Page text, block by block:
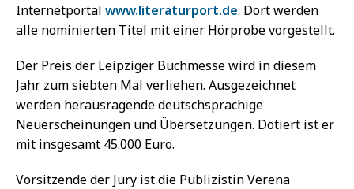
Internetportal www.literaturport.de. Dort werden
alle nominierten Titel mit einer Hörprobe vorgestellt.
Der Preis der Leipziger Buchmesse wird in diesem
Jahr zum siebten Mal verliehen. Ausgezeichnet
werden herausragende deutschsprachige
Neuerscheinungen und Übersetzungen. Dotiert ist er
mit insgesamt 45.000 Euro.
Vorsitzende der Jury ist die Publizistin Verena